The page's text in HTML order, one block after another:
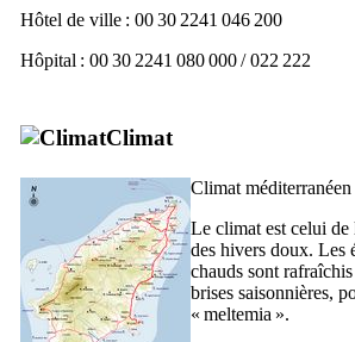
Hôtel de ville : 00 30 2241 046 200
Hôpital : 00 30 2241 080 000 / 022 222
Climat
Climat
Le climat est celui de
des hivers doux. Les
chauds sont
brises saisonnières,
« meltemia ».